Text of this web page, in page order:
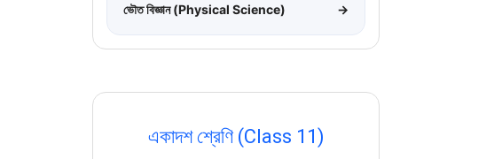
ভৌত বিজ্ঞান (Physical Science) →
একাদশ শ্রেণি (Class 11)